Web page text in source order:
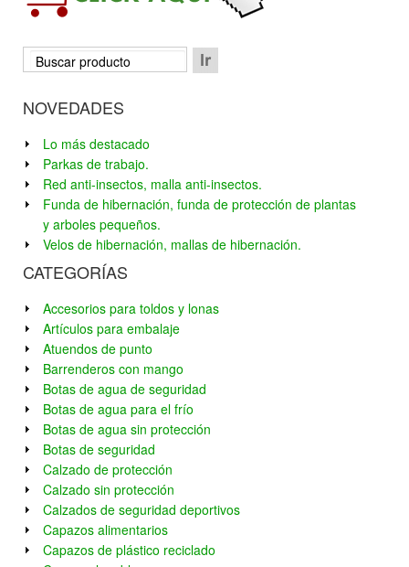
NOVEDADES
Lo más destacado
Parkas de trabajo.
Red anti-insectos, malla anti-insectos.
Funda de hibernación, funda de protección de plantas
y arboles pequeños.
Velos de hibernación, mallas de hibernación.
CATEGORÍAS
Accesorios para toldos y lonas
Artículos para embalaje
Atuendos de punto
Barrenderos con mango
Botas de agua de seguridad
Botas de agua para el frío
Botas de agua sin protección
Botas de seguridad
Calzado de protección
Calzado sin protección
Calzados de seguridad deportivos
Capazos alimentarios
Capazos de plástico reciclado